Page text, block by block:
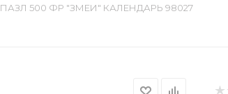
ПАЗЛ 500 ФР "ЗМЕИ" КАЛЕНДАРЬ 98027